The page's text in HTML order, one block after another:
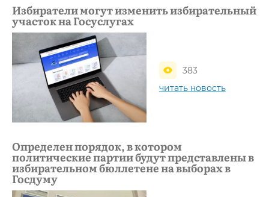
Избиратели могут изменить избирательный
участок на Госуслугах
383
читать новость
Определен порядок, в котором
политические партии будут представлены в
избирательном бюллетене на выборах в
Госдуму